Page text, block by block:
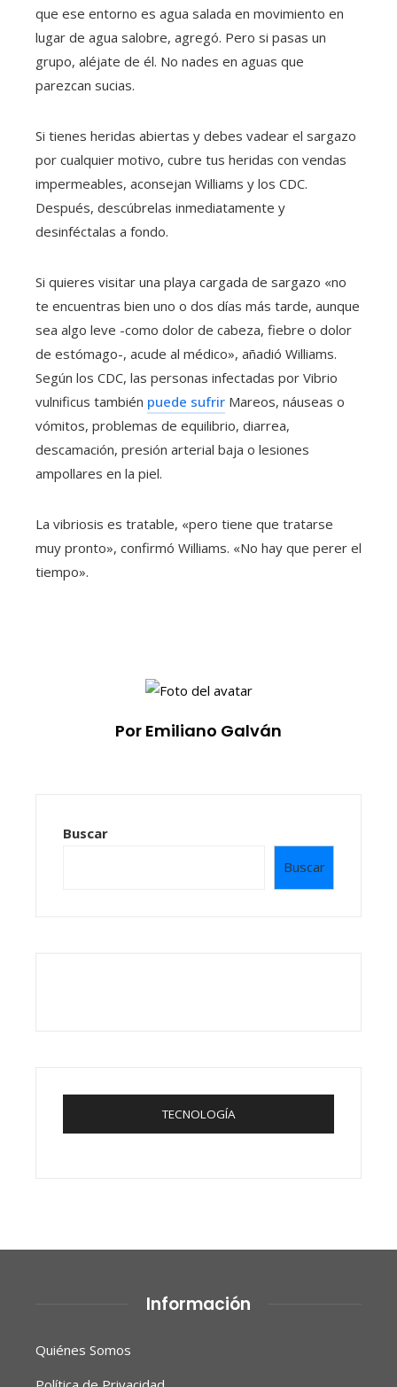
que ese entorno es agua salada en movimiento en
lugar de agua salobre, agregó. Pero si pasas un
grupo, aléjate de él. No nades en aguas que
parezcan sucias.
Si tienes heridas abiertas y debes vadear el sargazo
por cualquier motivo, cubre tus heridas con vendas
impermeables, aconsejan Williams y los CDC.
Después, descúbrelas inmediatamente y
desinféctalas a fondo.
Si quieres visitar una playa cargada de sargazo «no
te encuentras bien uno o dos días más tarde, aunque
sea algo leve -como dolor de cabeza, fiebre o dolor
de estómago-, acude al médico», añadió Williams.
Según los CDC, las personas infectadas por Vibrio
vulnificus también puede sufrir Mareos, náuseas o
vómitos, problemas de equilibrio, diarrea,
descamación, presión arterial baja o lesiones
ampollares en la piel.
La vibriosis es tratable, «pero tiene que tratarse
muy pronto», confirmó Williams. «No hay que perer el
tiempo».
Por Emiliano Galván
Buscar
Buscar
TECNOLOGÍA
Información
Quiénes Somos